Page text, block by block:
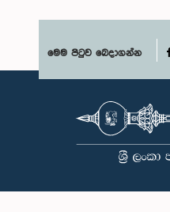
මෙම පිටුව බෙදාගන්න